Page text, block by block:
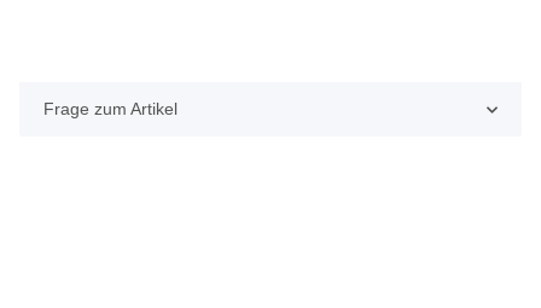
Frage zum Artikel